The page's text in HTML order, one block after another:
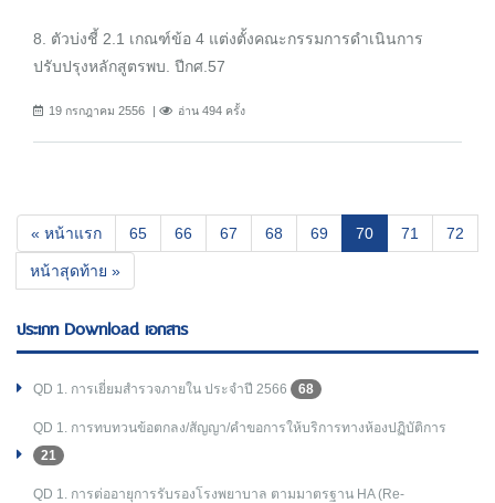
8. ตัวบ่งชี้ 2.1 เกณฑ์ข้อ 4 แต่งตั้งคณะกรรมการดำเนินการ
ปรับปรุงหลักสูตรพบ. ปีกศ.57
19 กรกฎาคม 2556 อ่าน 494 ครั้ง
« หน้าแรก 65 66 67 68 69 70(current)
71 72
หน้าสุดท้าย »
ประเภท Download เอกสาร
QD 1. การเยี่ยมสำรวจภายใน ประจำปี 2566 68
QD 1. การทบทวนข้อตกลง/สัญญา/คำขอการให้บริการทางห้องปฏิบัติการ
21
QD 1. การต่ออายุการรับรองโรงพยาบาล ตามมาตรฐาน HA (Re-